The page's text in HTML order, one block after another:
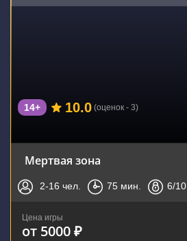
14+ 10.0 (оценок - 3)
Мертвая зона
2-16 чел. 75 мин. 6/10
Цена игры
от 5000 ₽